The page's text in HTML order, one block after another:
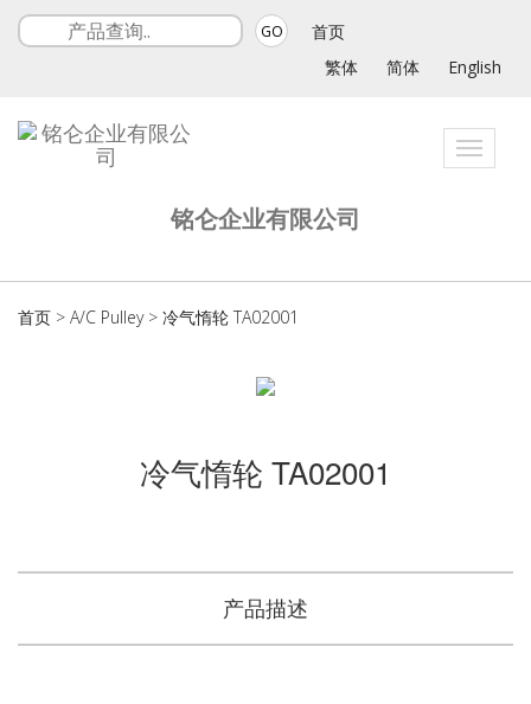
GO
首页
繁体
简体 English
Toggle
铭仑企业有限公司
首页 > A/C Pulley> 冷气惰轮 TA02001
冷气惰轮 TA02001
产品描述